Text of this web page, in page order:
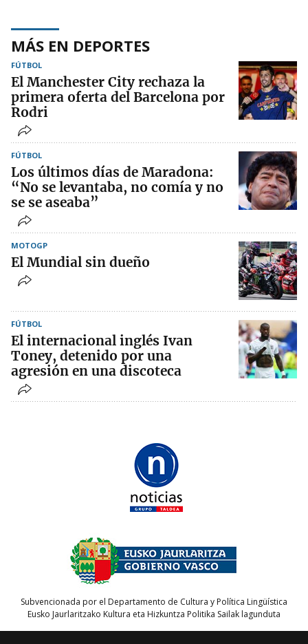
MÁS EN DEPORTES
FÚTBOL
El Manchester City rechaza la
primera oferta del Barcelona por
Rodri
FÚTBOL
Los últimos días de Maradona:
“No se levantaba, no comía y no
se se aseaba”
MOTOGP
El Mundial sin dueño
FÚTBOL
El internacional inglés Ivan
Toney, detenido por una
agresión en una discoteca
Subvencionada por el Departamento de Cultura y Política Lingüística
Eusko Jaurlaritzako Kultura eta Hizkuntza Politika Sailak lagunduta